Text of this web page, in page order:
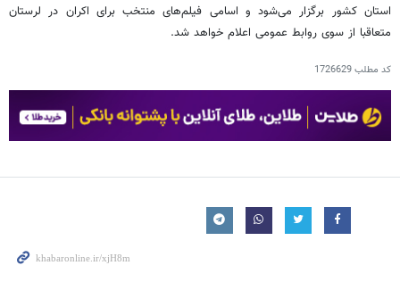
استان کشور برگزار می‌شود و اسامی فیلم‌های منتخب برای اکران در لرستان
متعاقبا از سوی روابط عمومی اعلام خواهد شد.
کد مطلب1726629